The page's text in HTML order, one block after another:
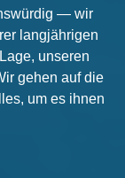
— wir
langjährigen
unseren
gehen auf die
um es ihnen